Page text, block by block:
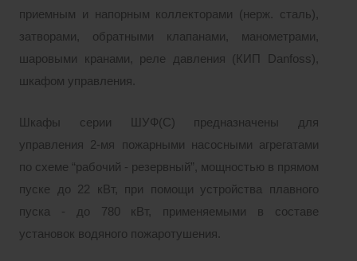
приемным и напорным коллекторами (нерж. сталь),
затворами, обратными клапанами, манометрами,
шаровыми кранами, реле давления (КИП Danfoss),
шкафом управления.
Шкафы серии ШУФ(С) предназначены для
управления 2-мя пожарными насосными агрегатами
по схеме “рабочий - резервный”, мощностью в прямом
пуске до 22 кВт, при помощи устройства плавного
пуска - до 780 кВт, применяемыми в составе
установок водяного пожаротушения.